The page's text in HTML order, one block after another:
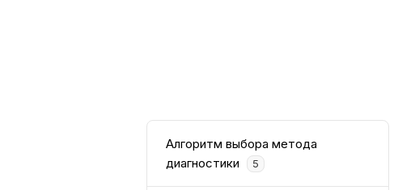
Алгоритм выбора метода
диагностики
5